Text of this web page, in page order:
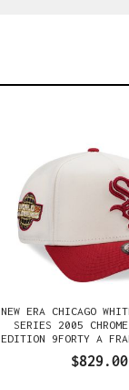
NEW ERA CHICAGO
SERIES 2005
EDITION 9FORTY A
$829.00